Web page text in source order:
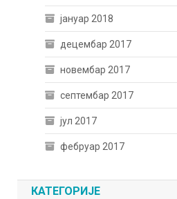
јануар 2018
децембар 2017
новембар 2017
септембар 2017
јул 2017
фебруар 2017
КАТЕГОРИЈЕ